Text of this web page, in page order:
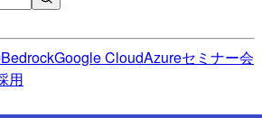
BedrockGoogle CloudAzureセミナー会
用